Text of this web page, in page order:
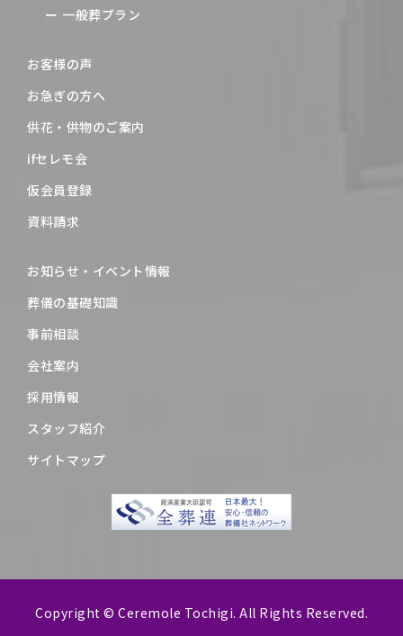
一般葬プラン
お客様の声
お急ぎの方へ
供花・供物のご案内
ifセレモ会
仮会員登録
資料請求
お知らせ・イベント情報
葬儀の基礎知識
事前相談
会社案内
採用情報
スタッフ紹介
サイトマップ
Copyright © Ceremole Tochigi. All Rights Reserved.